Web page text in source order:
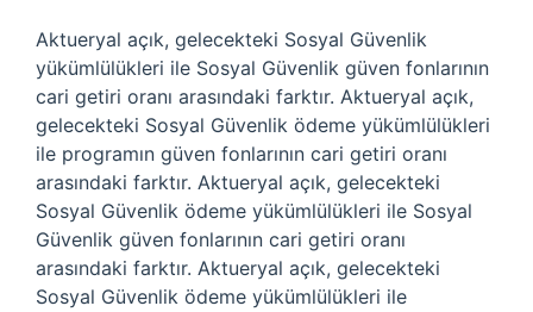
Aktueryal açık, gelecekteki Sosyal Güvenlik
yükümlülükleri ile Sosyal Güvenlik güven fonlarının
cari getiri oranı arasındaki farktır. Aktueryal açık,
gelecekteki Sosyal Güvenlik ödeme yükümlülükleri
ile programın güven fonlarının cari getiri oranı
arasındaki farktır. Aktueryal açık, gelecekteki
Sosyal Güvenlik ödeme yükümlülükleri ile Sosyal
Güvenlik güven fonlarının cari getiri oranı
arasındaki farktır. Aktueryal açık, gelecekteki
Sosyal Güvenlik ödeme yükümlülükleri ile